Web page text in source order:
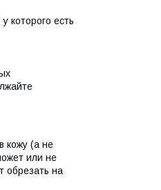
которого есть
кожу (а не
или не
обрезать на